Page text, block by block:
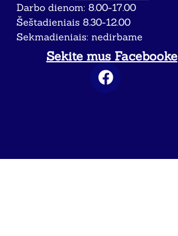
Darbo dienom: 8.00-17.00
Šeštadieniais 8.30-12.00
Sekmadieniais: nedirbame
Sekite mus Facebooke